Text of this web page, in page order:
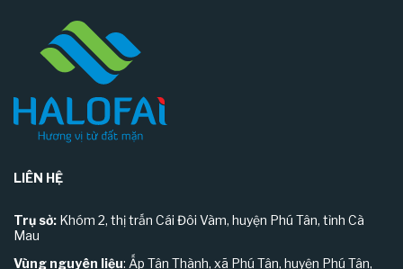
LIÊN HỆ
Trụ sở: Khóm 2, thị trấn Cái Đôi Vàm, huyện Phú Tân, tỉnh Cà
Mau
Vùng nguyên liệu: Ấp Tân Thành, xã Phú Tân, huyện Phú Tân,